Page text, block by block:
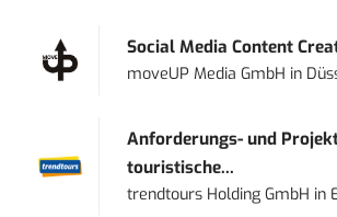
Social Media Content
moveUP Media GmbH in
Anforderungs- und
touristische...
trendtours Holding GmbH in